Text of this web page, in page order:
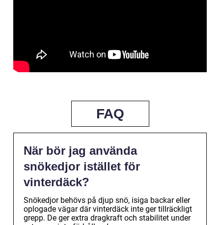
FAQ
När bör jag använda
snökedjor istället för
vinterdäck?
Snökedjor behövs på djup snö, isiga backar eller
oplogade vägar där vinterdäck inte ger tillräckligt
grepp. De ger extra dragkraft och stabilitet under